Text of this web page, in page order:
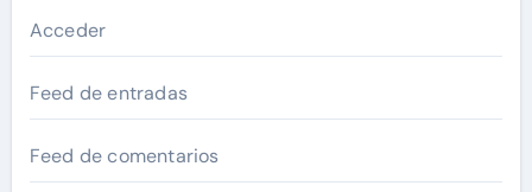
Acceder
Feed de entradas
Feed de comentarios